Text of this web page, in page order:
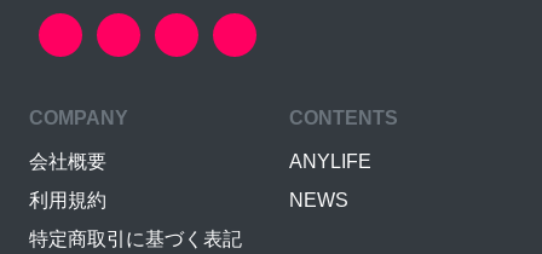
COMPANY
会社概要
利用規約
特定商取引に基づく表記
CONTENTS
ANYLIFE
NEWS